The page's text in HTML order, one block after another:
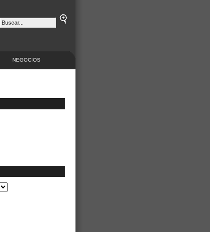
NEGOCIOS